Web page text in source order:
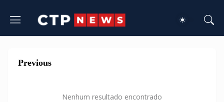
Previous
Nenhum resultado encontrado